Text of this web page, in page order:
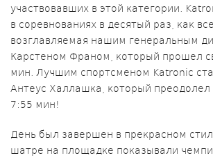
участвовавших в этой категории.
в соревнованиях в десятый раз, как
возглавляемая нашим генеральным
Карстеном Франом, который прошел
мин. Лучшим спортсменом Katronic
Антеус Халлашка, который преодолел
7:55 мин!
День был завершен в прекрасном
шатре на площадке показывали